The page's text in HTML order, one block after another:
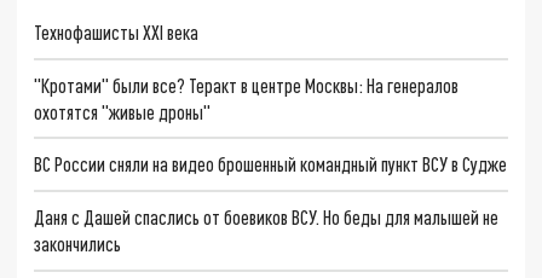
Технофашисты XXI века
"Кротами" были все? Теракт в центре Москвы: На генералов
охотятся "живые дроны"
ВС России сняли на видео брошенный командный пункт ВСУ в Судже
Даня с Дашей спаслись от боевиков ВСУ. Но беды для малышей не
закончились